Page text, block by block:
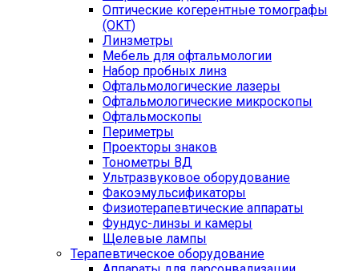
Оптические когерентные томографы
(ОКТ)
Линзметры
Мебель для офтальмологии
Набор пробных линз
Офтальмологические лазеры
Офтальмологические микроскопы
Офтальмоскопы
Периметры
Проекторы знаков
Тонометры ВД
Ультразвуковое оборудование
Факоэмульсификаторы
Физиотерапевтические аппараты
Фундус-линзы и камеры
Щелевые лампы
Терапевтическое оборудование